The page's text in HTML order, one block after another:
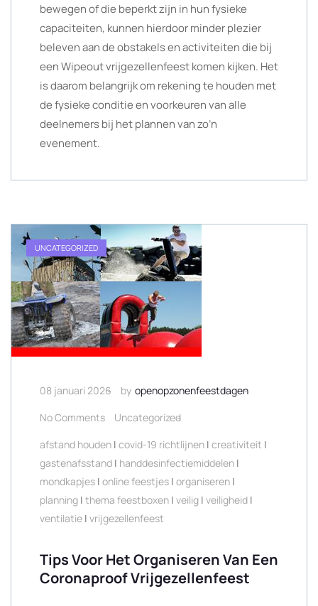
bewegen of die beperkt zijn in hun fysieke
capaciteiten, kunnen hierdoor minder plezier
beleven aan de obstakels en activiteiten die bij
een Wipeout vrijgezellenfeest komen kijken. Het
is daarom belangrijk om rekening te houden met
de fysieke conditie en voorkeuren van alle
deelnemers bij het plannen van zo’n
evenement.
UNCATEGORIZED
08 januari 2026 by openopzonenfeestdagen
No Comments
Uncategorized
afstand houden | covid-19 richtlijnen | creativiteit |
gastenafsstand | handdesinfectiemiddelen |
mondkapjes | online feestjes | organiseren |
planning | thema feestboxen | veilig | veiligheid |
ventilatie | vrijgezellenfeest
Tips Voor Het Organiseren Van Een
Coronaproof Vrijgezellenfeest